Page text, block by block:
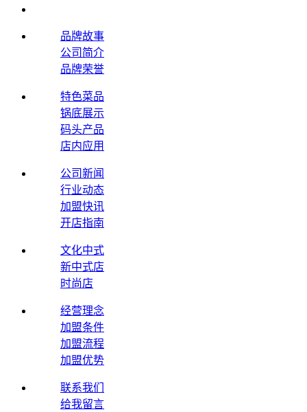
品牌故事
公司简介
品牌荣誉
特色菜品
锅底展示
码头产品
店内应用
公司新闻
行业动态
加盟快讯
开店指南
文化中式
新中式店
时尚店
经营理念
加盟条件
加盟流程
加盟优势
联系我们
给我留言